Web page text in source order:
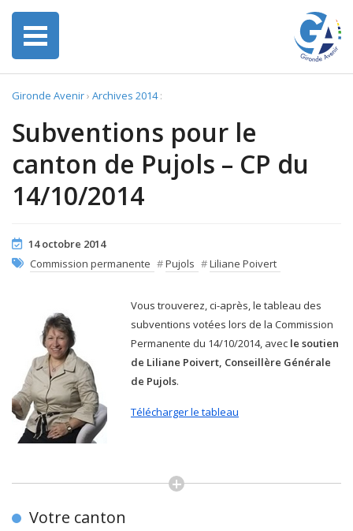
Gironde Avenir› Archives 2014:
Subventions pour le
canton de Pujols – CP du
14/10/2014
14 octobre 2014
Commission permanente #Pujols #Liliane Poivert
Vous trouverez, ci-après, le tableau des
subventions votées lors de la Commission
Permanente du 14/10/2014, avec le soutien
de Liliane Poivert, Conseillère Générale
de Pujols.
Télécharger le tableau
Votre canton